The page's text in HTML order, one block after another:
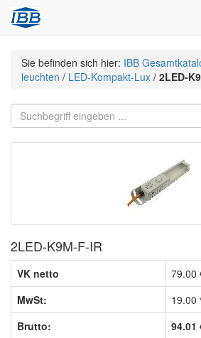
Sie befinden sich hier: IBB
leuchten / LED-Kompakt-Lux / 2LED-
2LED-K9M-F-IR
VK netto
79.00
MwSt:
19.00
Brutto:
94.01